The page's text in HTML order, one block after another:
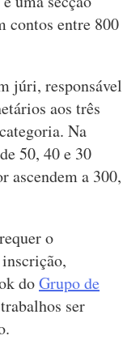
contos entre 800
júri, responsável
aos três
Na
50, 40 e 30
ascendem a 300,
o
doGrupo de
ser